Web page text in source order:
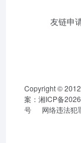
友链申
Copyright ©
案：湘ICP备
号
网络违法犯